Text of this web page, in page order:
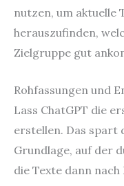
nutzen, um aktuelle
herauszufinden,
Zielgruppe gut
Rohfassungen und
Lass ChatGPT die
erstellen. Das spart
Grundlage, auf der
die Texte dann nach